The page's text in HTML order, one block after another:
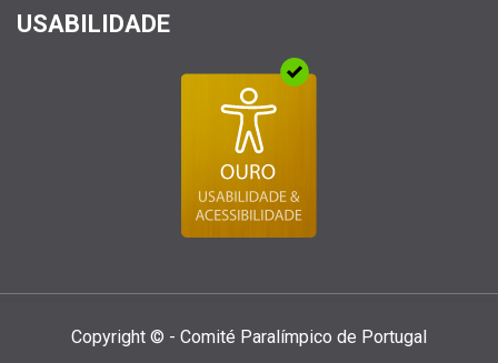
USABILIDADE
Copyright © - Comité Paralí­mpico de Portugal